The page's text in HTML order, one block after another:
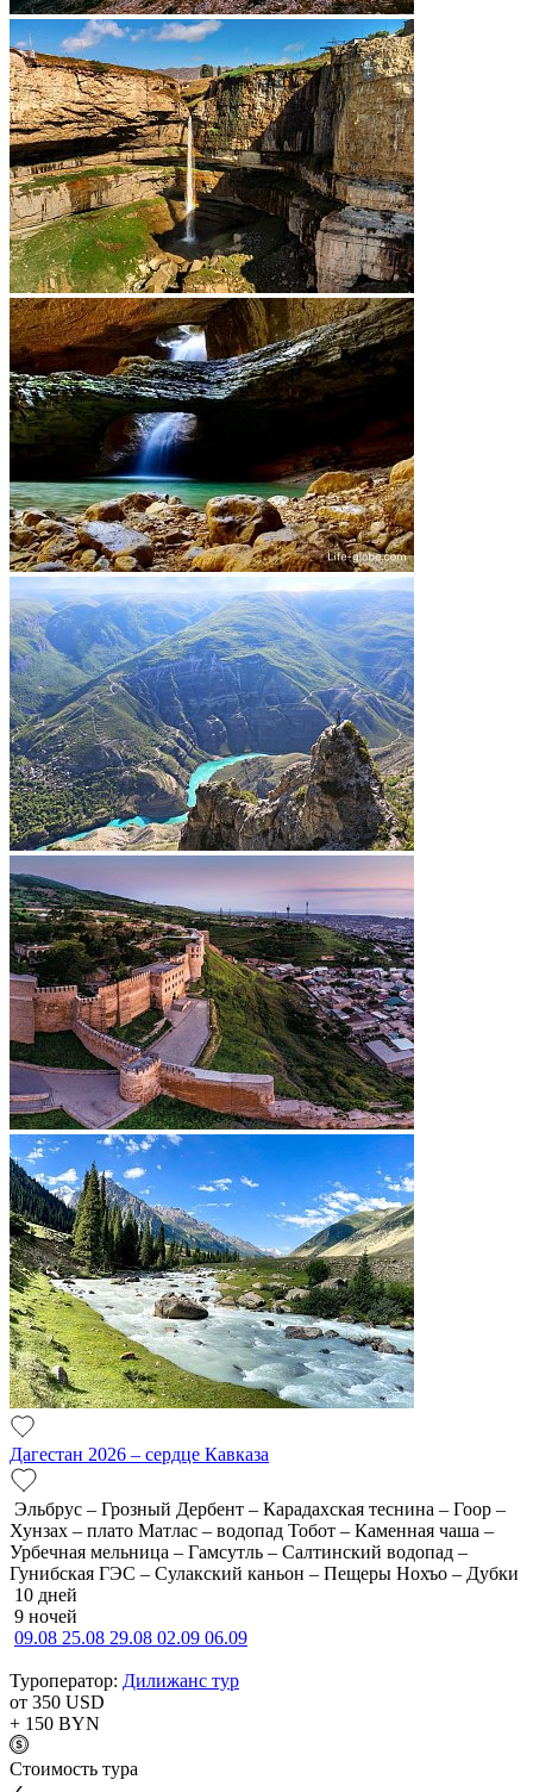
Дагестан 2026 – сердце Кавказа
Эльбрус – Грозный Дербент – Карадахская теснина – Гоор –
Хунзах – плато Матлас – водопад Тобот – Каменная чаша –
Урбечная мельница – Гамсутль – Салтинский водопад –
Гунибская ГЭС – Сулакский каньон – Пещеры Нохъо – Дубки
10 дней
9 ночей
09.08 25.08 29.08 02.09 06.09
Туроператор: Дилижанс тур
от 350 USD
+ 150 BYN
Cтоимость тура